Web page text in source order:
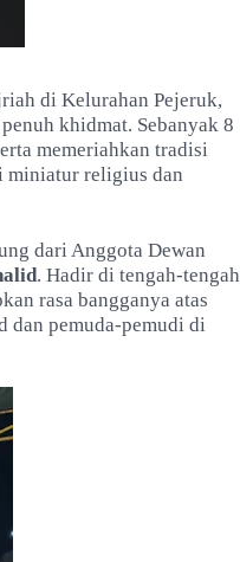
di Kelurahan Pejeruk,
khidmat. Sebanyak 8
memeriahkan tradisi
miniatur religius dan
dari Anggota Dewan
. Hadir di tengah-tengah
rasa bangganya atas
dan pemuda-pemudi di